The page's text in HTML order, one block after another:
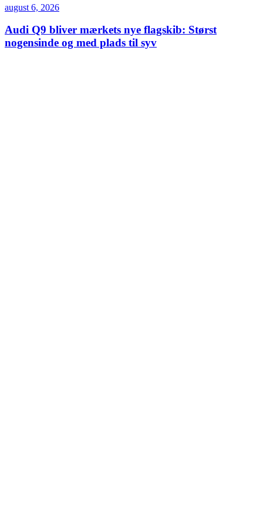
august 6, 2026
Audi Q9 bliver mærkets nye flagskib: Størst
nogensinde og med plads til syv